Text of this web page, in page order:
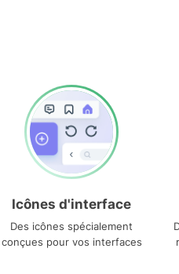
Icônes d'interface
Des icônes spécialement
conçues pour vos interfaces